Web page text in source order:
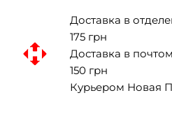
Доставка в
175 грн
Доставка в
150 грн
Курьером Новая